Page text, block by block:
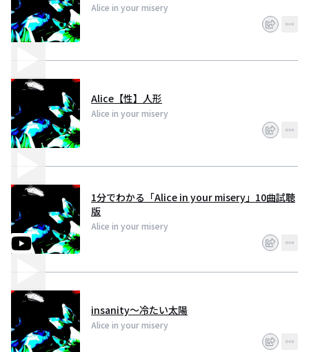
Alice in your misery
Alice【性】人形
Alice in your misery
1分でわかる「Alice in your misery」10曲試聴
版
Alice in your misery
insanity～冷たい太陽
Alice in your misery